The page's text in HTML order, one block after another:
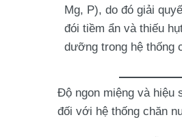
Mg, P), do đó giải
đói tiềm ẩn và thiếu
dưỡng trong hệ thống
Độ ngon miệng và hiệu
đối với hệ thống chăn